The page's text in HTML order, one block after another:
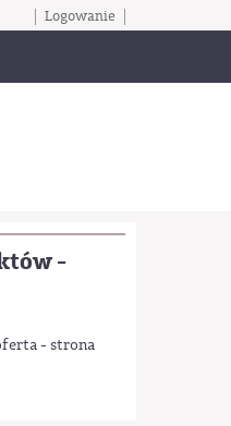
Logowanie
-
- strona